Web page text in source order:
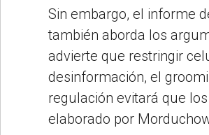
Sin embargo, el informe
también aborda los
advierte que restringir
desinformación, el
regulación evitará que
elaborado por